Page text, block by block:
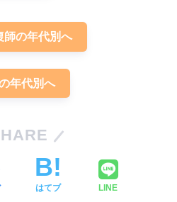
師の年代別へ
年代別へ
はてブ LINE